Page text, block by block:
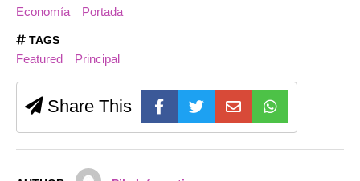
Economía Portada
TAGS
Featured Principal
Share This